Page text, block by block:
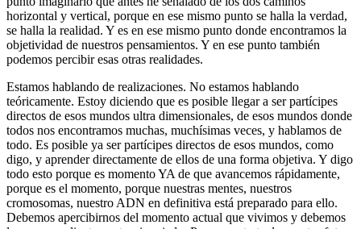
horizontal y vertical, porque en ese mismo punto se halla la verdad,
se halla la realidad. Y es en ese mismo punto donde encontramos la
objetividad de nuestros pensamientos. Y en ese punto también
podemos percibir esas otras realidades.
Estamos hablando de realizaciones. No estamos hablando
teóricamente. Estoy diciendo que es posible llegar a ser partícipes
directos de esos mundos ultra dimensionales, de esos mundos donde
todos nos encontramos muchas, muchísimas veces, y hablamos de
todo. Es posible ya ser partícipes directos de esos mundos, como
digo, y aprender directamente de ellos de una forma objetiva. Y digo
todo esto porque es momento YA de que avancemos rápidamente,
porque es el momento, porque nuestras mentes, nuestros
cromosomas, nuestro ADN en definitiva está preparado para ello.
Debemos apercibirnos del momento actual que vivimos y debemos